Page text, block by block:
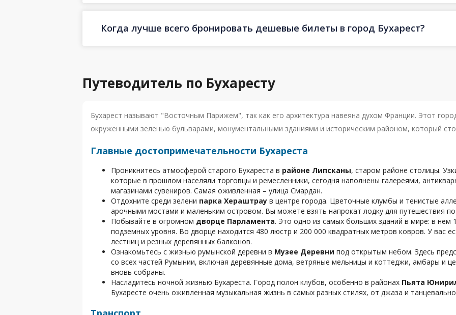
Когда лучше всего бронировать дешевые билеты в город Бухарест?
Путеводитель по Бухаресту
Бухарест называют "Восточным Парижем", так как его архитектура навеяна духом Франции. Этот
окруженными зеленью бульварами, монументальными зданиями и историческим районом, который
Главные достопримечательности Бухареста
Проникнитесь атмосферой старого Бухареста в районе Липсканы, старом районе столицы.
которые в прошлом населяли торговцы и ремесленники, сегодня наполнены галереями,
магазинами сувениров. Самая оживленная – улица Смардан.
Отдохните среди зелени парка Хераштрау в центре города. Цветочные клумбы и тенистые
арочными мостами и маленьким островом. Вы можете взять напрокат лодку для путешествия по
Побывайте в огромном дворце Парламента. Это одно из самых больших зданий в мире: в нем
подземных уровня. Во дворце находится 480 люстр и 200 000 квадратных метров ковров. У вас
лестниц и резных деревянных балконов.
Ознакомьтесь с жизнью румынской деревни в Музее Деревни под открытым небом. Здесь
со всех частей Румынии, включая деревянные дома, ветряные мельницы и коттеджи, амбары и
вновь собраны.
Насладитесь ночной жизнью Бухареста. Город полон клубов, особенно в районах Пьята
Бухаресте очень оживленная музыкальная жизнь в самых разных стилях, от джаза и